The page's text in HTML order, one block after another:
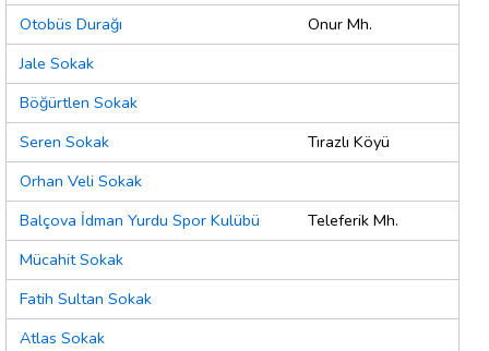
Otobüs Durağı
Onur Mh.
Jale Sokak
Böğürtlen Sokak
Seren Sokak
Tırazlı Köyü
Orhan Veli Sokak
Balçova İdman Yurdu Spor Kulübü
Teleferik Mh.
Mücahit Sokak
Fatih Sultan Sokak
Atlas Sokak